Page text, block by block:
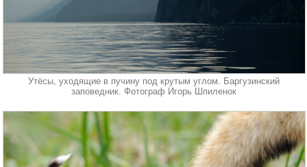
Утёсы, уходящие в пучину под крутым углом. Баргузинский
заповедник. Фотограф Игорь Шпиленок